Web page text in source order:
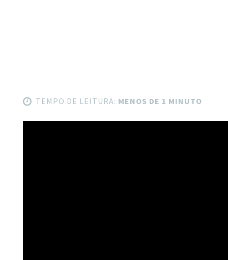
TEMPO DE LEITURA: MENOS DE 1 MINUTO